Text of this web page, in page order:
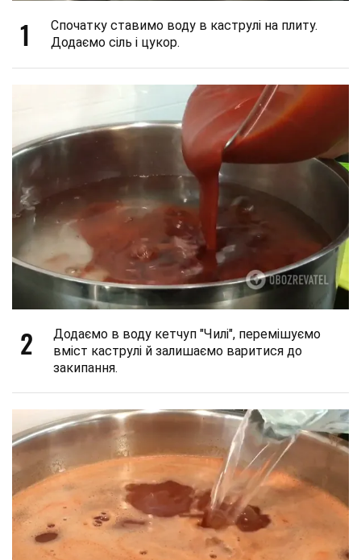
1
Спочатку ставимо воду в каструлі на плиту.
Додаємо сіль і цукор.
2
Додаємо в воду кетчуп "Чилі", перемішуємо
вміст каструлі й залишаємо варитися до
закипання.